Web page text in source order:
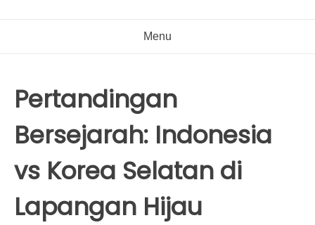
Menu
Pertandingan
Bersejarah: Indonesia
vs Korea Selatan di
Lapangan Hijau